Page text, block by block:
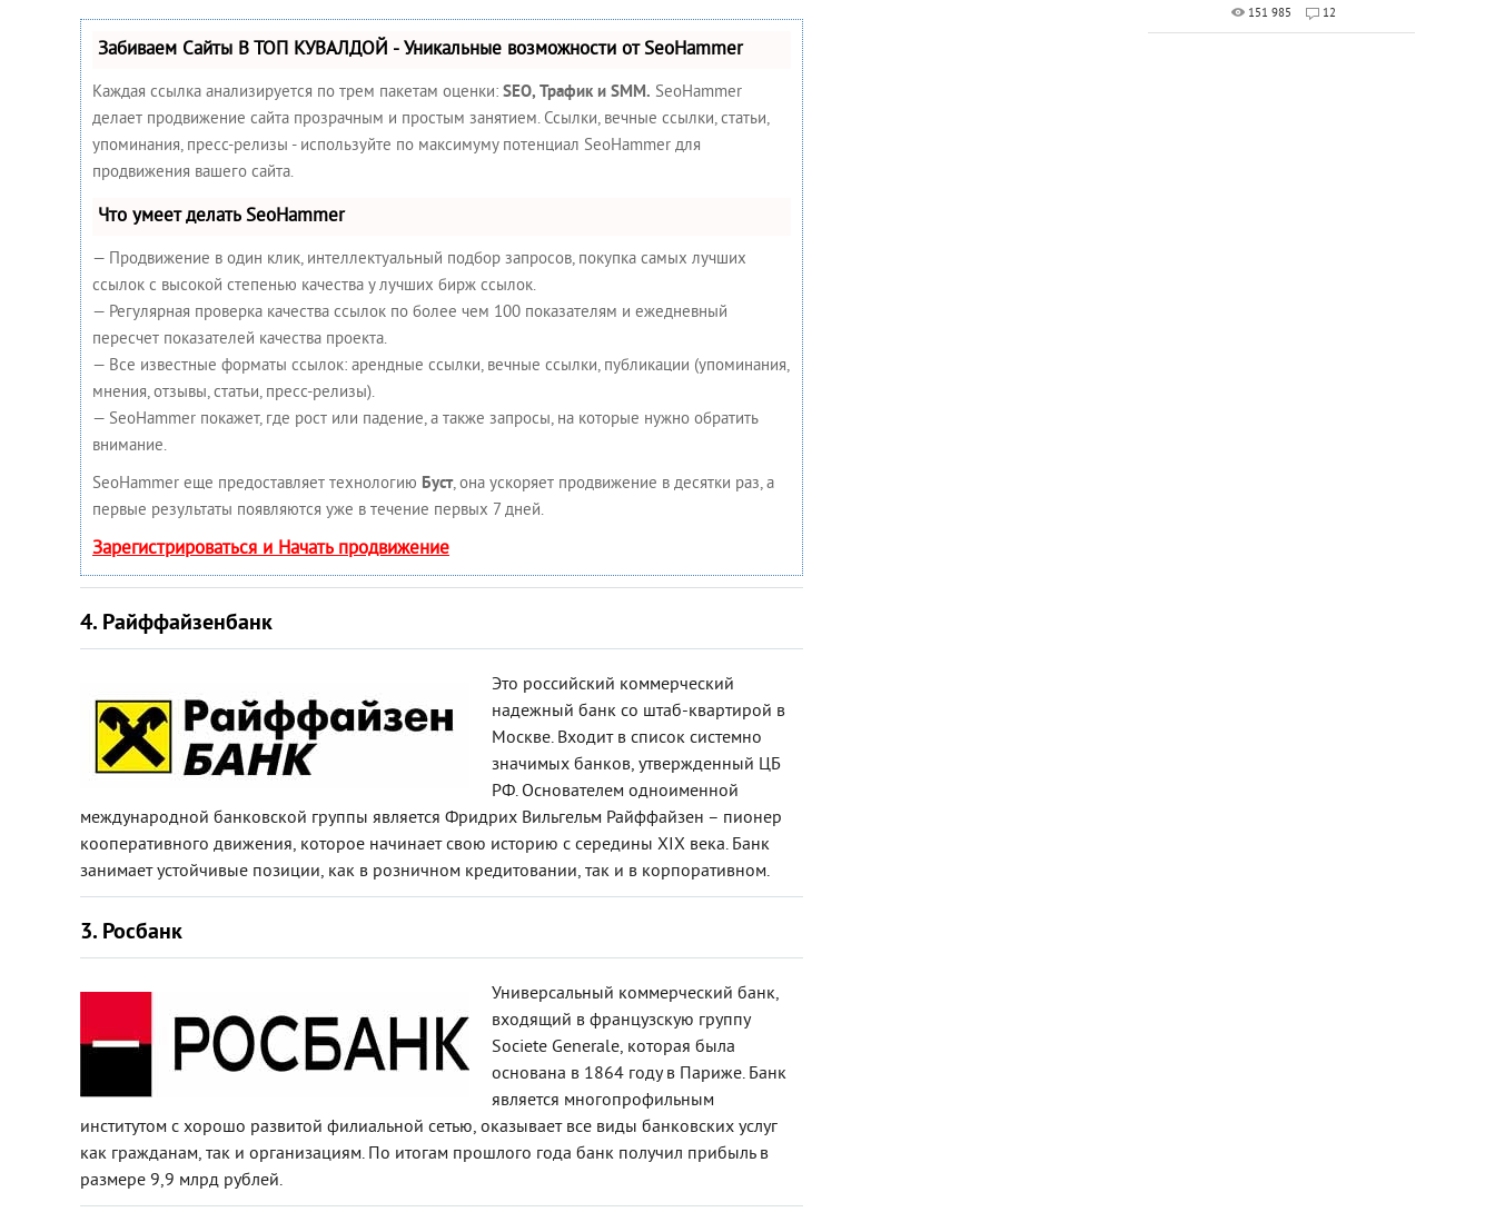
Забиваем Сайты В ТОП КУВАЛДОЙ - Уникальные возможности от SeoHammer
Каждая ссылка анализируется по трем пакетам оценки: SEO, Трафик и SMM. SeoHammer
делает продвижение сайта прозрачным и простым занятием. Ссылки, вечные ссылки, статьи,
упоминания, пресс-релизы - используйте по максимуму потенциал SeoHammer для
продвижения вашего сайта.
Что умеет делать SeoHammer
— Продвижение в один клик, интеллектуальный подбор запросов, покупка самых лучших
ссылок с высокой степенью качества у лучших бирж ссылок.
— Регулярная проверка качества ссылок по более чем 100 показателям и ежедневный
пересчет показателей качества проекта.
— Все известные форматы ссылок: арендные ссылки, вечные ссылки, публикации (упоминания,
мнения, отзывы, статьи, пресс-релизы).
— SeoHammer покажет, где рост или падение, а также запросы, на которые нужно обратить
внимание.
SeoHammer еще предоставляет технологию Буст, она ускоряет продвижение в десятки раз, а
первые результаты появляются уже в течение первых 7 дней.
Зарегистрироваться и Начать продвижение
4. Райффайзенбанк
Это российский коммерческий
надежный банк со штаб-квартирой в
Москве. Входит в список системно
значимых банков, утвержденный ЦБ
РФ. Основателем одноименной
международной банковской группы является Фридрих Вильгельм Райффайзен – пионер
кооперативного движения, которое начинает свою историю с середины XIX века. Банк
занимает устойчивые позиции, как в розничном кредитовании, так и в корпоративном.
3. Росбанк
Универсальный коммерческий банк,
входящий в французскую группу
Societe Generale, которая была
основана в 1864 году в Париже. Банк
является многопрофильным
институтом с хорошо развитой филиальной сетью, оказывает все виды банковских услуг
как гражданам, так и организациям. По итогам прошлого года банк получил прибыль в
размере 9,9 млрд рублей.
151 985 12